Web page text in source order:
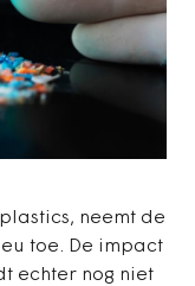
neemt de
toe. De impact
echter nog niet